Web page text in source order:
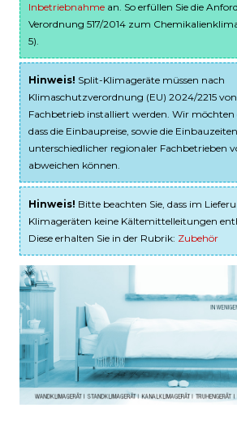
Inbetriebnahme an. So erfüllen Sie die
Verordnung 517/2014 zum
5).
Hinweis! Split-Klimageräte müssen nach
Klimaschutzverordnung (EU) 2024/2215
Fachbetrieb installiert werden. Wir möchten
dass die Einbaupreise, sowie die
unterschiedlicher regionaler Fachbetrieben
abweichen können.
Hinweis! Bitte beachten Sie, dass im
Klimageräten keine Kältemittelleitungen
Diese erhalten Sie in der Rubrik: Zubehör